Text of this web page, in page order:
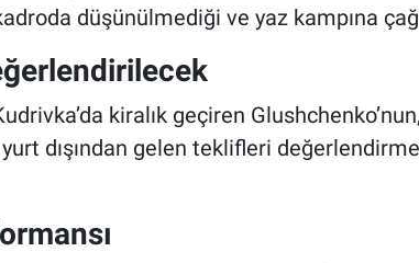
düşünülmediği ve yaz kampına
kiralık geçiren
dışından gelen teklifleri